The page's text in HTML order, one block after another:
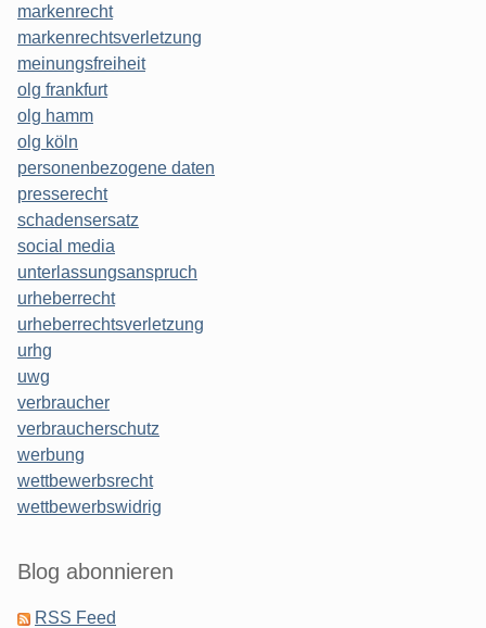
markenrecht
markenrechtsverletzung
meinungsfreiheit
olg frankfurt
olg hamm
olg köln
personenbezogene daten
presserecht
schadensersatz
social media
unterlassungsanspruch
urheberrecht
urheberrechtsverletzung
urhg
uwg
verbraucher
verbraucherschutz
werbung
wettbewerbsrecht
wettbewerbswidrig
Blog abonnieren
RSS Feed